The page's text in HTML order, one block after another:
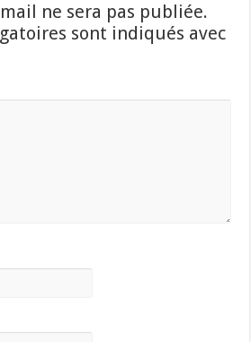
ne sera pas publiée.
sont indiqués avec